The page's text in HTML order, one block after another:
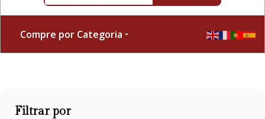
Compre por Categoria
Filtrar por